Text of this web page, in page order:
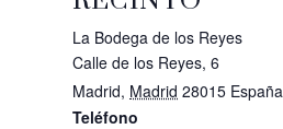
La Bodega de los Reyes
Calle de los Reyes, 6
Madrid, Madrid 28015 España
Teléfono